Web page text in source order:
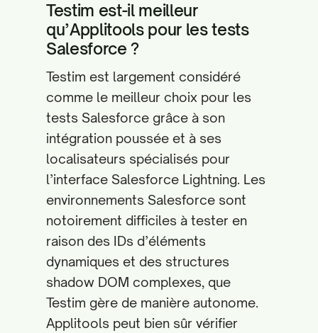
Testim est-il meilleur
qu’Applitools pour les tests
Salesforce ?
Testim est largement considéré
comme le meilleur choix pour les
tests Salesforce grâce à son
intégration poussée et à ses
localisateurs spécialisés pour
l’interface Salesforce Lightning. Les
environnements Salesforce sont
notoirement difficiles à tester en
raison des IDs d’éléments
dynamiques et des structures
shadow DOM complexes, que
Testim gère de manière autonome.
Applitools peut bien sûr vérifier